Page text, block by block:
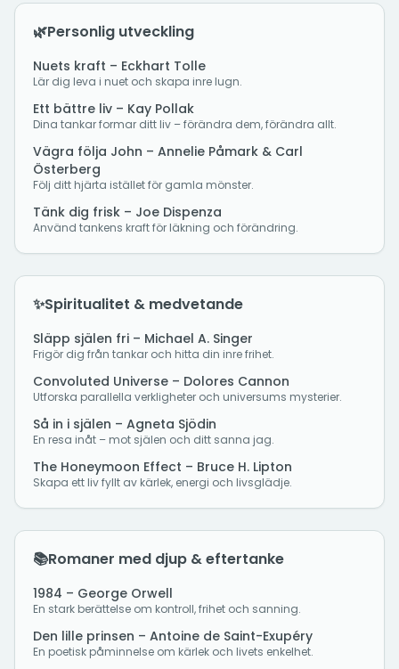
🌿Personlig utveckling
Nuets kraft – Eckhart Tolle
Lär dig leva i nuet och skapa inre lugn.
Ett bättre liv – Kay Pollak
Dina tankar formar ditt liv – förändra dem, förändra allt.
Vägra följa John – Annelie Påmark & Carl
Österberg
Följ ditt hjärta istället för gamla mönster.
Tänk dig frisk – Joe Dispenza
Använd tankens kraft för läkning och förändring.
✨Spiritualitet & medvetande
Släpp själen fri – Michael A. Singer
Frigör dig från tankar och hitta din inre frihet.
Convoluted Universe – Dolores Cannon
Utforska parallella verkligheter och universums mysterier.
Så in i själen – Agneta Sjödin
En resa inåt – mot själen och ditt sanna jag.
The Honeymoon Effect – Bruce H. Lipton
Skapa ett liv fyllt av kärlek, energi och livsglädje.
📚Romaner med djup & eftertanke
1984 – George Orwell
En stark berättelse om kontroll, frihet och sanning.
Den lille prinsen – Antoine de Saint-Exupéry
En poetisk påminnelse om kärlek och livets enkelhet.